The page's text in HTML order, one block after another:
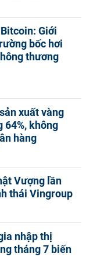
Giới
bốc hơi
thương
xuất vàng
64%, không
hàng
Vượng lần
thái Vingroup
nhập thị
tháng 7 biến